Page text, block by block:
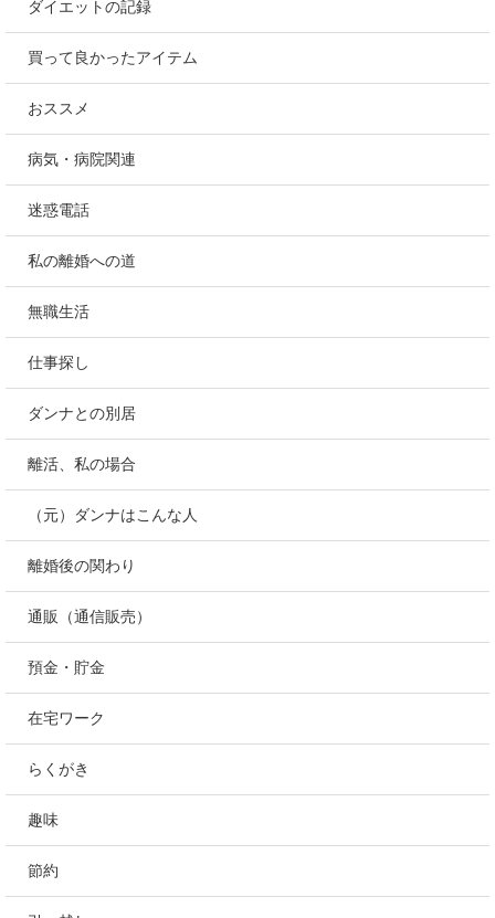
ダイエットの記録
買って良かったアイテム
おススメ
病気・病院関連
迷惑電話
私の離婚への道
無職生活
仕事探し
ダンナとの別居
離活、私の場合
（元）ダンナはこんな人
離婚後の関わり
通販（通信販売）
預金・貯金
在宅ワーク
らくがき
趣味
節約